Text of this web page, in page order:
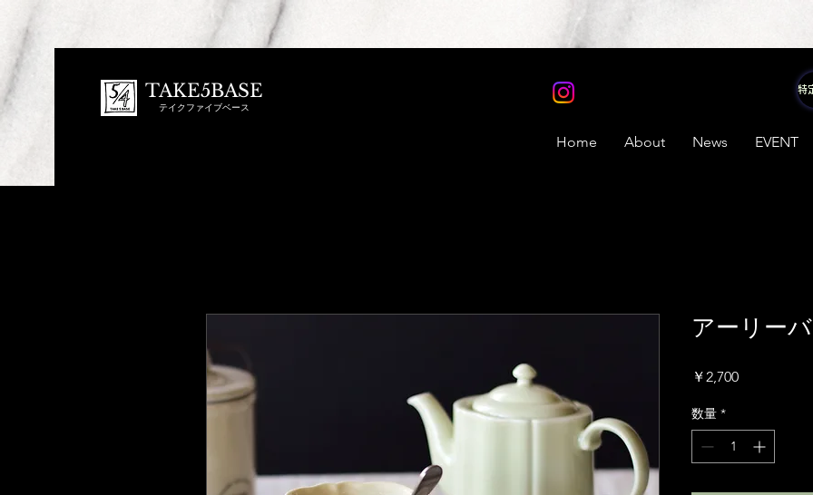
TAKE5BASE
テイクファイブベース
Home About News EVENT
アーリー
￥2,700価
数量 *